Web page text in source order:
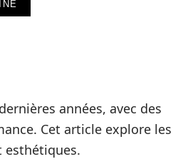
années, avec des
Cet article explore les
esthétiques.